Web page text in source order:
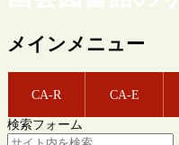
メインメニュー
CA-R CA-E
検索フォーム